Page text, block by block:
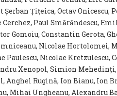
Țițeica, Octav Onicescu,
Paul Smărăndescu,
Gomoiu, Constantin Gerota,
Nicolae Hortolomei,
Paulescu, Nicolae Kretzulescu,
Xenopol, Simion Mehedinți,
Anghel Rugină, Ion Bianu, Ion
Mihai Ungheanu, Alexandru